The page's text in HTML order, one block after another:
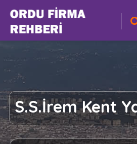
S.S.İrem Kent